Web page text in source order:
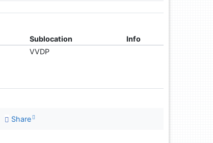
Sublocation
Info
VVDP
Share